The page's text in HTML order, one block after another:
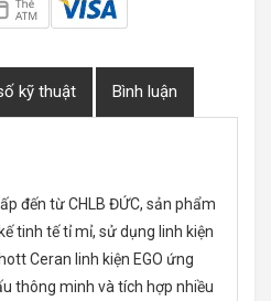
kỹ thuật Bình luận
đến từ CHLB ĐỨC, sản phẩm
tinh tế tỉ mỉ, sử dụng linh kiện
Ceran linh kiện EGO ứng
thông minh và tích hợp nhiều